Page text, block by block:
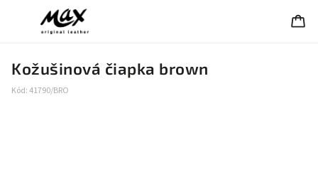
Kožušinová čiapka brown
Kód:41790/BRO